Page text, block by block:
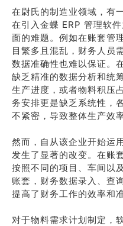
在尉氏的制造业领域，有
在引入金蝶 ERP 管理软
面的难题。例如在账套管
目繁多且混乱，财务人员
数据准确性也难以保证。
缺乏精准的数据分析和统
生产进度，或者物料积压
务安排更是缺乏系统性，
不紧密，导致整体生产效
然而，自从该企业开始运
发生了显著的改变。在账
按照不同的项目、车间以
账套，财务数据录入、查
提高了财务工作的效率和
对于物料需求计划制定，